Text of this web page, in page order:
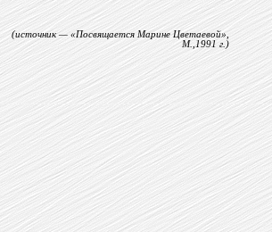
(источник — «Посвящается Марине Цветаевой»,
М.,1991 г.)